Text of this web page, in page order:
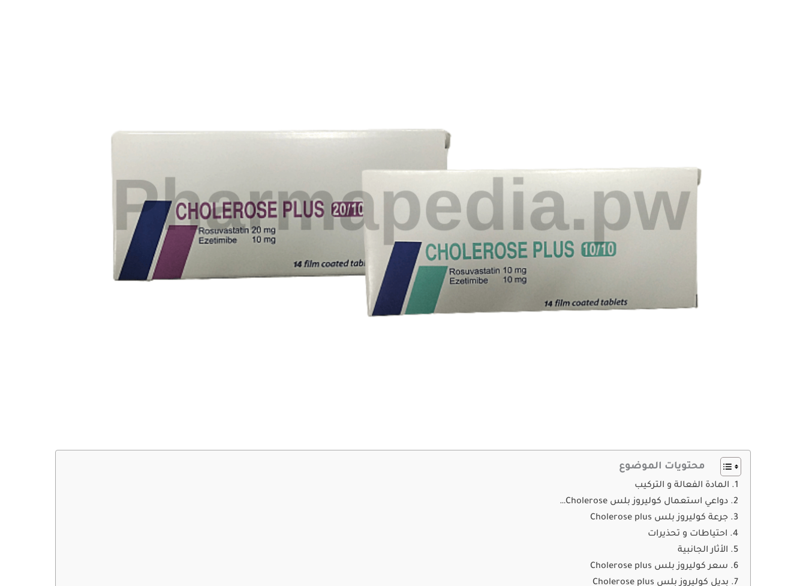
محتويات الموضوع
المادة الفعالة و التركيب
دواعي استعمال كوليروز بلس Cholerose…
جرعة كوليروز بلس Cholerose plus
احتياطات و تحذيرات
الأثار الجانبية
سعر كوليروز بلس Cholerose plus
بديل كوليروز بلس Cholerose plus